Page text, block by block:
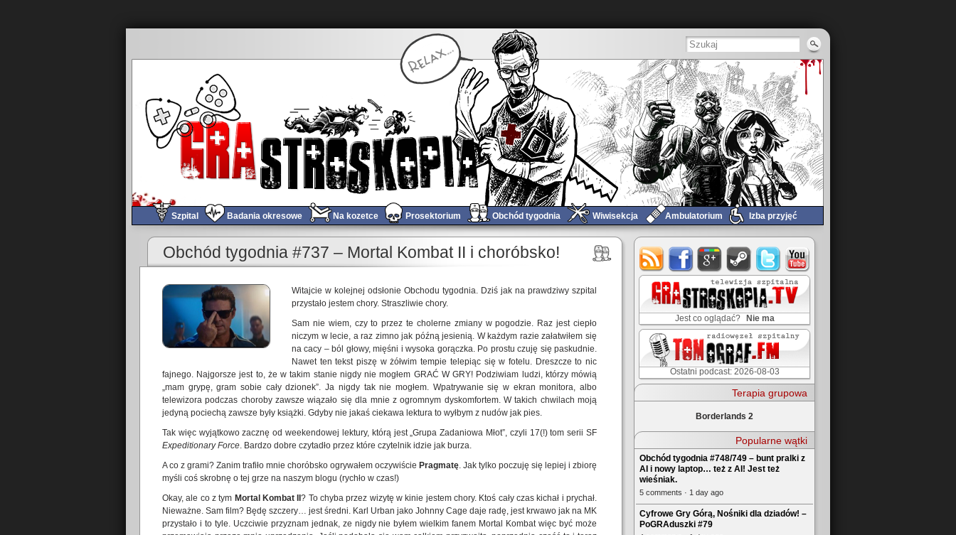
Szpital Badania okresowe Na kozetce Prosektorium Obchód tygodnia Wiwisekcja Ambulatorium Izba przyjęć
Obchód tygodnia #735/736 – RePlay Fest, Grillowanie i odpoczynek! Obchód tygodnia #738 – Retrogranie na ekranie!»
Obchód tygodnia #737 – Mortal Kombat II i choróbsko!
Witajcie w kolejnej odsłonie Obchodu tygodnia. Dziś jak na prawdziwy szpital
przystało jestem chory. Straszliwie chory.
Sam nie wiem, czy to przez te cholerne zmiany w pogodzie. Raz jest ciepło
niczym w lecie, a raz zimno jak późną jesienią. W każdym razie załatwiłem się
na cacy – ból głowy, mięśni i wysoka gorączka. Po prostu czuję się paskudnie.
Nawet ten tekst piszę w żółwim tempie telepiąc się w fotelu. Dreszcze to nic
fajnego. Najgorsze jest to, że w takim stanie nigdy nie mogłem GRAĆ W GRY! Podziwiam ludzi, którzy mówią
„mam grypę, gram sobie cały dzionek”. Ja nigdy tak nie mogłem. Wpatrywanie się w ekran monitora, albo
telewizora podczas choroby zawsze wiązało się dla mnie z ogromnym dyskomfortem. W takich chwilach moją
jedyną pociechą zawsze były książki. Gdyby nie jakaś ciekawa lektura to wyłbym z nudów jak pies.
Tak więc wyjątkowo zacznę od weekendowej lektury, którą jest „Grupa Zadaniowa Młot”, czyli 17(!) tom serii SF
Expeditionary Force. Bardzo dobre czytadło przez które czytelnik idzie jak burza.
A co z grami? Zanim trafiło mnie choróbsko ogrywałem oczywiście Pragmatę. Jak tylko poczuję się lepiej i zbiorę
myśli coś skrobnę o tej grze na naszym blogu (rychło w czas!)
Okay, ale co z tym Mortal Kombat II? To chyba przez wizytę w kinie jestem chory. Ktoś cały czas kichał i prychał.
Nieważne. Sam film? Będę szczery… jest średni. Karl Urban jako Johnny Cage daje radę, jest krwawo jak na MK
przystało i to tyle. Uczciwie przyznam jednak, ze nigdy nie byłem wielkim fanem Mortal Kombat więc być może
Jest co oglądać? Nie ma
Ostatni podcast: 2026-08-03
Terapia grupowa
Borderlands 2
Popularne wątki
Obchód tygodnia #748/749 – bunt pralki z
AI i nowy laptop… też z AI! Jest też
wieśniak.
5 comments · 1 day ago
Cyfrowe Gry Górą, Nośniki dla dziadów! –
PoGRAduszki #79